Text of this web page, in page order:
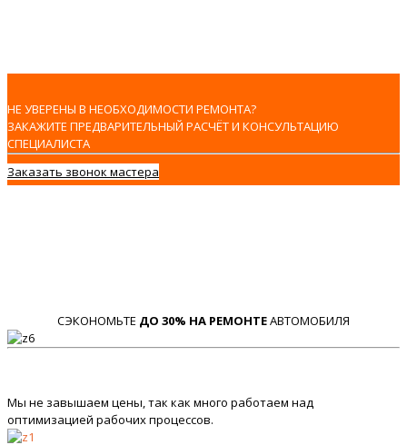
НЕ УВЕРЕНЫ В НЕОБХОДИМОСТИ РЕМОНТА?
ЗАКАЖИТЕ ПРЕДВАРИТЕЛЬНЫЙ РАСЧЁТ И КОНСУЛЬТАЦИЮ
СПЕЦИАЛИСТА
Заказать звонок мастера
СЭКОНОМЬТЕ ДО 30% НА РЕМОНТЕАВТОМОБИЛЯ
Мы не завышаем цены, так как много работаем над
оптимизацией рабочих процессов.